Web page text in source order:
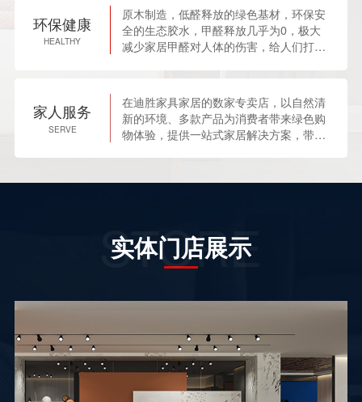
环保健康
HEALTHY
原木制造，低醛释放的绿色基材，环保安
全的生态胶水，甲醛释放几乎为0，极大
减少家居甲醛对人体的伤害，给人们打造
家人服务
SERVE
在迪胜家具家居的数家专卖店，以自然清
新的环境、多款产品为消费者带来绿色购
物体验，提供一站式家居解决方案，带给
STORE
实体门店展示